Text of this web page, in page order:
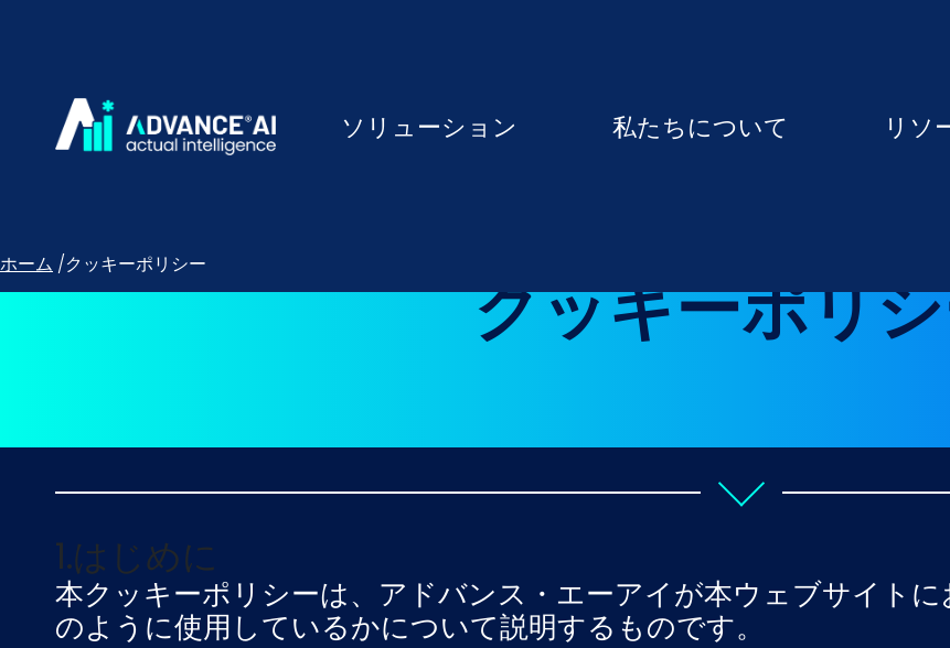
ソリューション 私たちについて リソ
ホーム /クッキーポリシー クッキーポリ
1.はじめに
本クッキーポリシーは、アドバンス・エーアイが本ウェブサイト
のように使用しているかについて説明するものです。